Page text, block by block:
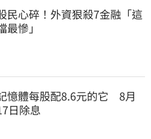
民心碎！外資狠殺7金融「這
最慘」
憶體每股配8.6元的它　8月
日除息